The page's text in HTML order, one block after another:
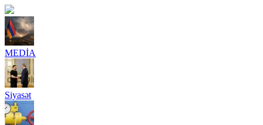
MEDİA
Siyasət